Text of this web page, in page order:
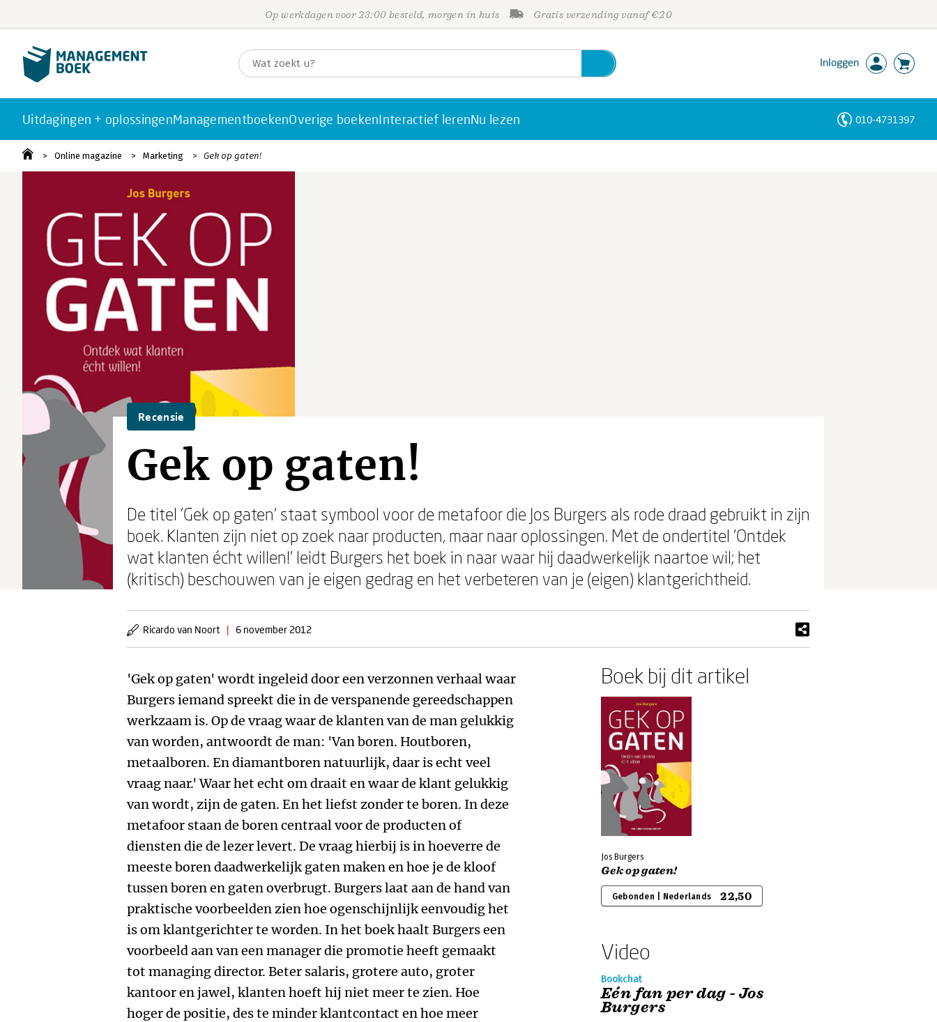
Op werkdagen voor 23:00 besteld, morgen in huis Gratis verzending vanaf €20
Inloggen
Uitdagingen + oplossingenManagementboekenOverige boekenInteractief lerenNu lezen 010-4731397
Online magazine Marketing Gek op gaten!
Recensie
Gek op gaten!
De titel 'Gek op gaten' staat symbool voor de metafoor die Jos Burgers als rode draad gebruikt in zijn
boek. Klanten zijn niet op zoek naar producten, maar naar oplossingen. Met de ondertitel 'Ontdek
wat klanten écht willen!' leidt Burgers het boek in naar waar hij daadwerkelijk naartoe wil; het
(kritisch) beschouwen van je eigen gedrag en het verbeteren van je (eigen) klantgerichtheid.
Ricardo van Noort | 6 november 2012
'Gek op gaten' wordt ingeleid door een verzonnen verhaal waar
Burgers iemand spreekt die in de verspanende gereedschappen
werkzaam is. Op de vraag waar de klanten van de man gelukkig
van worden, antwoordt de man: 'Van boren. Houtboren,
metaalboren. En diamantboren natuurlijk, daar is echt veel
vraag naar.' Waar het echt om draait en waar de klant gelukkig
van wordt, zijn de gaten. En het liefst zonder te boren. In deze
metafoor staan de boren centraal voor de producten of
diensten die de lezer levert. De vraag hierbij is in hoeverre de
meeste boren daadwerkelijk gaten maken en hoe je de kloof
tussen boren en gaten overbrugt. Burgers laat aan de hand van
praktische voorbeelden zien hoe ogenschijnlijk eenvoudig het
is om klantgerichter te worden. In het boek haalt Burgers een
voorbeeld aan van een manager die promotie heeft gemaakt
tot managing director. Beter salaris, grotere auto, groter
kantoor en jawel, klanten hoeft hij niet meer te zien. Hoe
hoger de positie, des te minder klantcontact en hoe meer
Boek bij dit artikel
Jos Burgers
Gek op gaten!
Gebonden | Nederlands 22,50
Video
Bookchat
Eén fan per dag - Jos
Burgers
Personen